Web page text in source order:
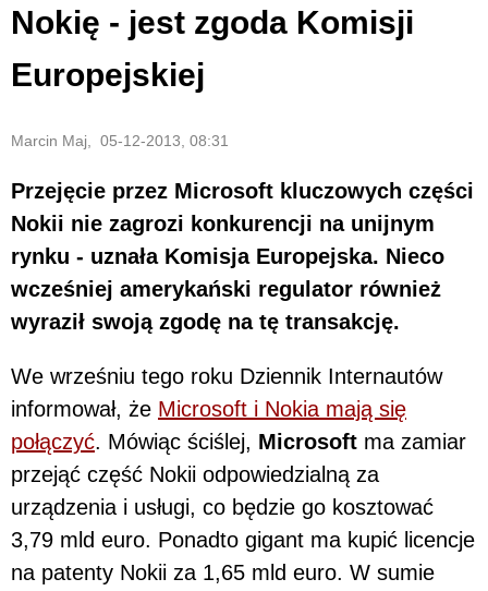
Nokię - jest zgoda Komisji
Europejskiej
Marcin Maj, 05-12-2013, 08:31
Przejęcie przez Microsoft kluczowych części
Nokii nie zagrozi konkurencji na unijnym
rynku - uznała Komisja Europejska. Nieco
wcześniej amerykański regulator również
wyraził swoją zgodę na tę transakcję.
We wrześniu tego roku Dziennik Internautów
informował, że Microsoft i Nokia mają się
połączyć. Mówiąc ściślej, Microsoft ma zamiar
przejąć część Nokii odpowiedzialną za
urządzenia i usługi, co będzie go kosztować
3,79 mld euro. Ponadto gigant ma kupić licencje
na patenty Nokii za 1,65 mld euro. W sumie